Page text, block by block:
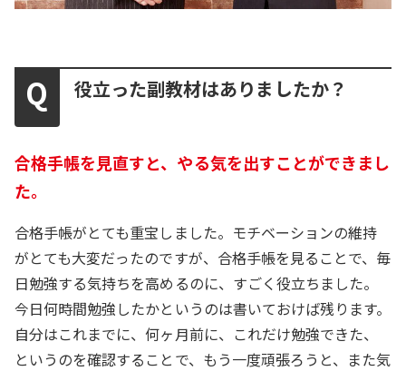
役立った副教材はありましたか？
合格手帳を見直すと、やる気を出すことができまし
た。
合格手帳がとても重宝しました。モチベーションの維持
がとても大変だったのですが、合格手帳を見ることで、毎
日勉強する気持ちを高めるのに、すごく役立ちました。
今日何時間勉強したかというのは書いておけば残ります。
自分はこれまでに、何ヶ月前に、これだけ勉強できた、
というのを確認することで、もう一度頑張ろうと、また気